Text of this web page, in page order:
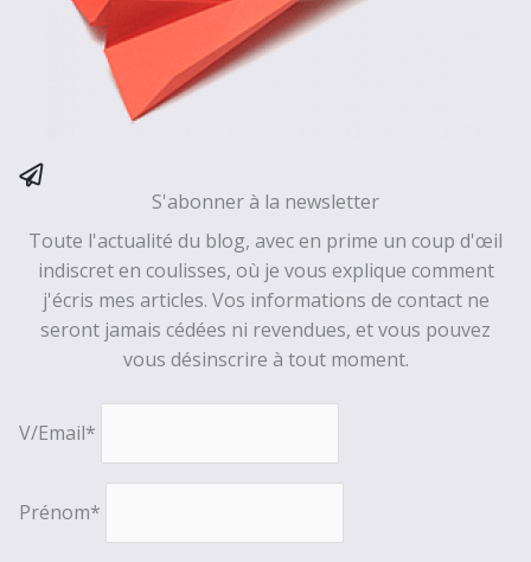
S'abonner à la newsletter
Toute l'actualité du blog, avec en prime un coup d'œil
indiscret en coulisses, où je vous explique comment
j'écris mes articles. Vos informations de contact ne
seront jamais cédées ni revendues, et vous pouvez
vous désinscrire à tout moment.
V/Email*
Prénom*